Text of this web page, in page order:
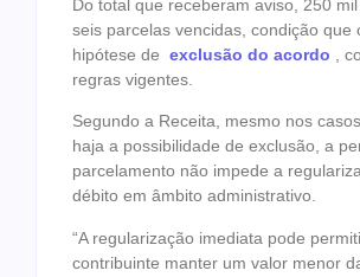
Do total que receberam aviso, 250
seis parcelas vencidas, condição que
hipótese de exclusão do acordo
,
regras vigentes.
Segundo a Receita, mesmo nos
haja a possibilidade de exclusão, a
parcelamento não impede a
débito em âmbito administrativo.
“A regularização imediata pode
contribuinte manter um valor menor